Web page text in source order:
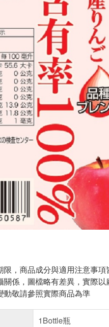
限，商品成分與適用注意事
關係，圖檔略有差異，實際以
動敬請參照實際商品為準
1Bottle瓶